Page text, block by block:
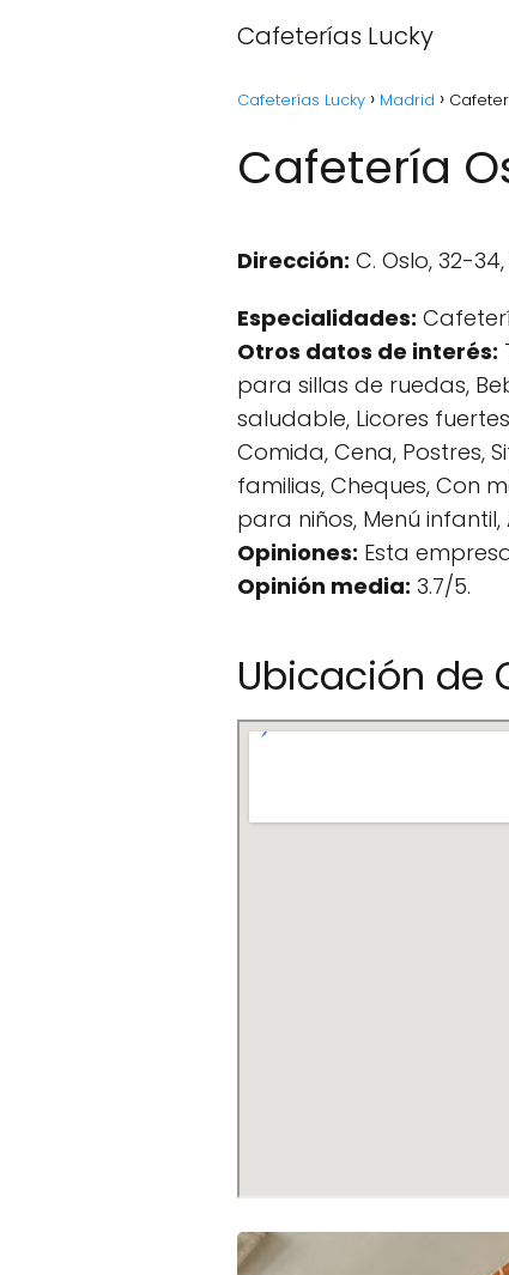
Cafeterías Lucky
Cafeterías Lucky Madrid
Cafetería
Dirección: C. Oslo, 32-
Especialidades:
Otros datos de interés:
para sillas de ruedas,
saludable, Licores
Comida, Cena, Postres,
familias, Cheques, Con
para niños, Menú
Opiniones: Esta
Opinión media: 3.7/5.
Ubicación de